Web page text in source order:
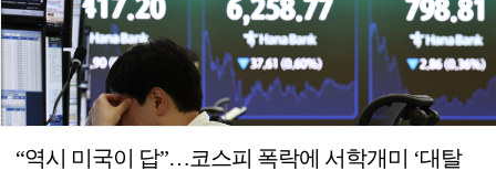
“역시 미국이 답”…코스피 폭락에 서학개미 ‘대탈